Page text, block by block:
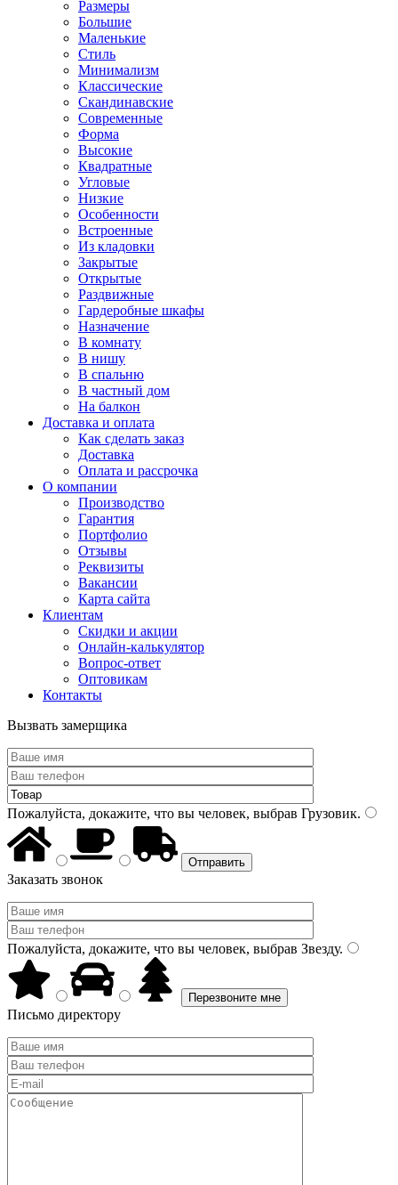
Размеры
Большие
Маленькие
Стиль
Минимализм
Классические
Скандинавские
Современные
Форма
Высокие
Квадратные
Угловые
Низкие
Особенности
Встроенные
Из кладовки
Закрытые
Открытые
Раздвижные
Гардеробные шкафы
Назначение
В комнату
В нишу
В спальню
В частный дом
На балкон
Доставка и оплата
Как сделать заказ
Доставка
Оплата и рассрочка
О компании
Производство
Гарантия
Портфолио
Отзывы
Реквизиты
Вакансии
Карта сайта
Клиентам
Скидки и акции
Онлайн-калькулятор
Вопрос-ответ
Оптовикам
Контакты
Вызвать замерщика
Пожалуйста, докажите, что вы человек, выбрав Грузовик.
Заказать звонок
Пожалуйста, докажите, что вы человек, выбрав Звезду.
Письмо директору